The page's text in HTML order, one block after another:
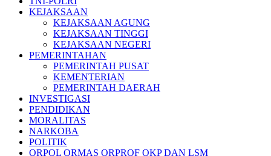
KEJAKSAAN
KEJAKSAAN AGUNG
KEJAKSAAN TINGGI
KEJAKSAAN NEGERI
PEMERINTAHAN
PEMERINTAH PUSAT
KEMENTERIAN
PEMERINTAH DAERAH
INVESTIGASI
PENDIDIKAN
MORALITAS
NARKOBA
POLITIK
ORPOL ORMAS ORPROF OKP DAN LSM